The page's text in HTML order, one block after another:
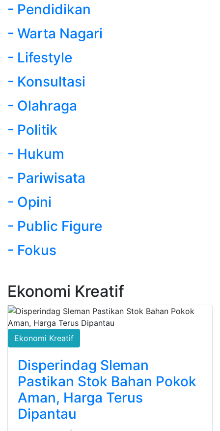
- Pendidikan
- Warta Nagari
- Lifestyle
- Konsultasi
- Olahraga
- Politik
- Hukum
- Pariwisata
- Opini
- Public Figure
- Fokus
Ekonomi Kreatif
Ekonomi Kreatif
Disperindag Sleman
Pastikan Stok Bahan Pokok
Aman, Harga Terus
Dipantau